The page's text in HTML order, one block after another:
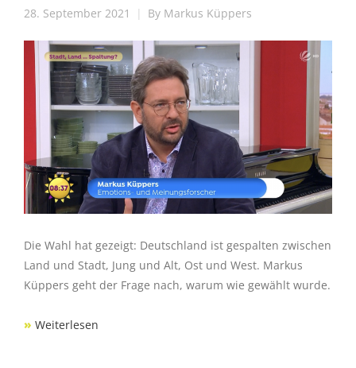
28. September 2021 By Markus Küppers
Die Wahl hat gezeigt: Deutschland ist gespalten zwischen
Land und Stadt, Jung und Alt, Ost und West. Markus
Küppers geht der Frage nach, warum wie gewählt wurde.
» Weiterlesen